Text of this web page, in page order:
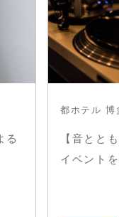
る
都ホテル 博
【音とと
イベントを